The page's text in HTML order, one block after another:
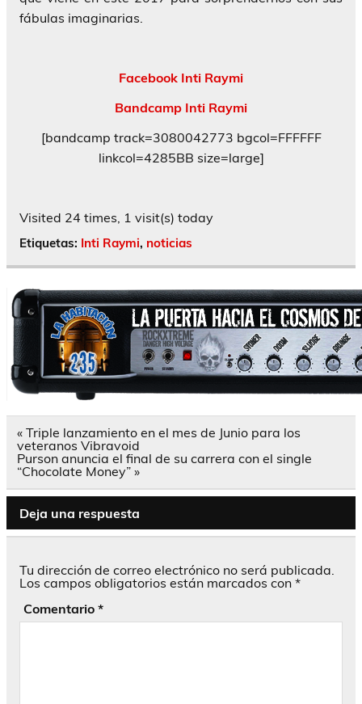
fábulas imaginarias.
Facebook Inti Raymi
Bandcamp Inti Raymi
[bandcamp track=3080042773 bgcol=FFFFFF
linkcol=4285BB size=large]
Visited 24 times, 1 visit(s) today
Etiquetas: Inti Raymi, noticias
Navegación
de
entradas
« Triple lanzamiento en el mes de Junio para los
veteranos Vibravoid
Purson anuncia el final de su carrera con el single
“Chocolate Money” »
Deja una respuesta
Tu dirección de correo electrónico no será publicada.
Los campos obligatorios están marcados con *
Comentario *